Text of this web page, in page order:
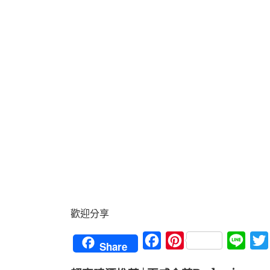
歡迎分享
Share FacebookPinterest Line